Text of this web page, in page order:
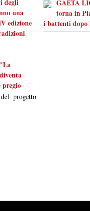
una
edizione
pregio
progetto
GAETA
torna in
i battenti dopo